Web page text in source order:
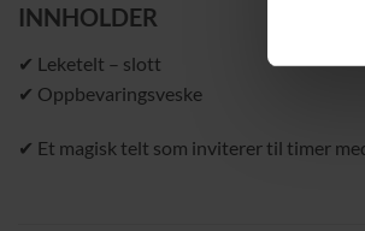
INNHOLDER
✔ Leketelt – slott
✔ Oppbevaringsveske
✔ Et magisk telt som inviterer til timer